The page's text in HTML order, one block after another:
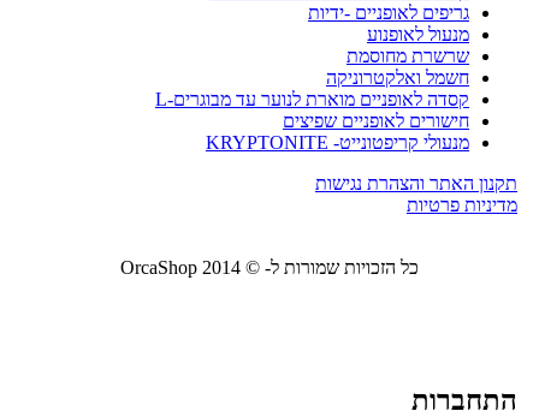
גריפים לאופניים -ידיות
מנעול לאופנוע
שרשרת מחוסמת
חשמל ואלקטרוניקה
קסדה לאופניים מוארת לנוער עד מבוגרים-L
חישורים לאופניים שפיצים
מנעולי קריפטונייט- KRYPTONITE
תקנון האתר והצהרת נגישות
מדיניות פרטיות
כל הזכויות שמורות ל- © 2014 OrcaShop
התחברות